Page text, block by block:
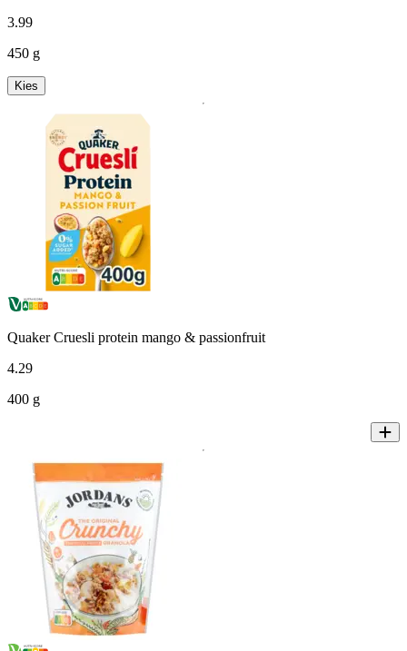
3.99
450 g
Kies
Quaker Cruesli protein mango & passionfruit
4.29
400 g